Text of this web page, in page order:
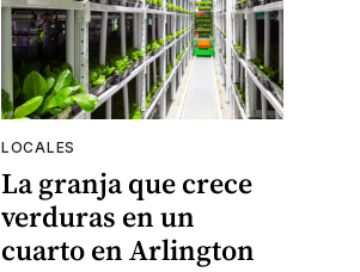
LOCALES
La granja que crece
verduras en un
cuarto en Arlington